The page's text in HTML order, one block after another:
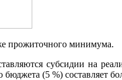
прожиточного минимума.
субсидии на
(5 %) составляет